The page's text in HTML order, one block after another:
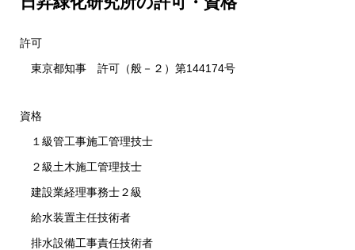
許可
東京都知事 許可（般－２）第144174号
資格
１級管工事施工管理技士
２級土木施工管理技士
建設業経理事務士２級
給水装置主任技術者
排水設備工事責任技術者